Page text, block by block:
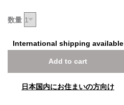
数量
International shipping available
Add to cart
日本国内にお住まいの方向け